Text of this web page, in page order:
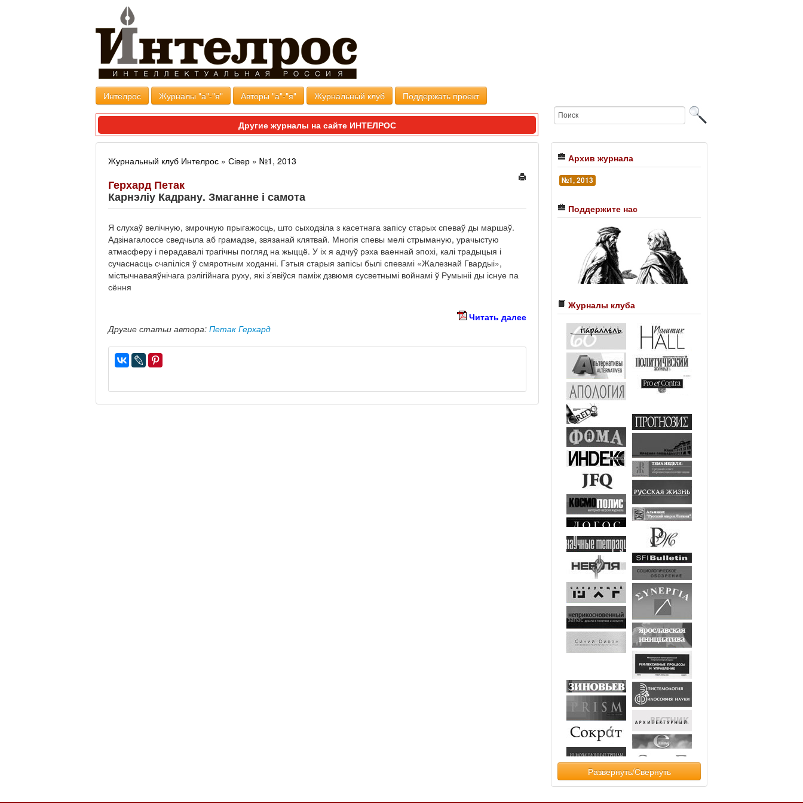
Интелрос Журналы "а"-"я" Авторы "а"-"я" Журнальный клуб Поддержать проект
Другие журналы на сайте ИНТЕЛРОС
Журнальный клуб Интелрос » Сівер » №1, 2013
Герхард Петак
Карнэліу Кадрану. Змаганне і самота
Я слухаў велічную, змрочную прыгажосць, што сыходзіла з касетнага запісу старых спеваў ды маршаў.
Адзінагалоссе сведчыла аб грамадзе, звязанай клятвай. Многія спевы мелі стрыманую, урачыстую
атмасферу і перадавалі трагічны погляд на жыццё. У іх я адчуў рэха ваеннай эпохі, калі традыцыя і
сучаснасць счапіліся ў смяротным ходанні. Гэтыя старыя запісы былі спевамі «Жалезнай Гвардыі»,
містычнаваяўнічага рэлігійнага руху, які з’явіўся паміж дзвюмя сусветнымі войнамі ў Румыніі ды існуе па
сёння
Читать далее
Другие статьи автора: Петак Герхард
Архив журнала
№1, 2013
Поддержите нас
Журналы клуба
Развернуть/Свернуть